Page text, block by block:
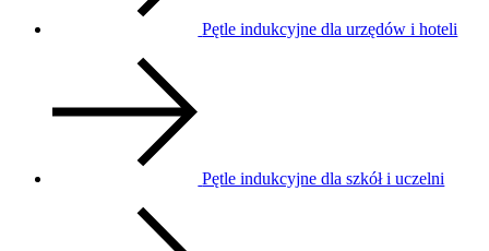
Pętle indukcyjne dla urzędów i hoteli
Pętle indukcyjne dla szkół i uczelni